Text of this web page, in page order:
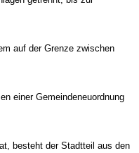
auf der Grenze zwischen
einer Gemeindeneuordnung
besteht der Stadtteil aus den